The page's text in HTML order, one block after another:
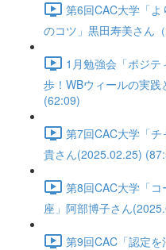
第6回CAC大学「
のコツ」黒田寿美さん
1月勉強会「ポジテ
歩！WBウィールの実
(62:09)
第7回CAC大学「
貴さん(2025.02.25)
第8回CAC大学「
座」阿部博子さん
第9回CAC「認定を